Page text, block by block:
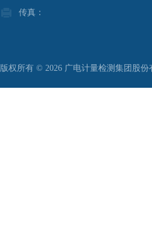
传真：
版权所有 © 2026 广电计量检测集团股